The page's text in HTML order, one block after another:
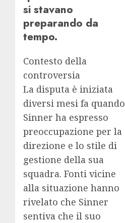
si stavano
preparando da
tempo.
Contesto della
controversia
La disputa è iniziata
diversi mesi fa quando
Sinner ha espresso
preoccupazione per la
direzione e lo stile di
gestione della sua
squadra. Fonti vicine
alla situazione hanno
rivelato che Sinner
sentiva che il suo